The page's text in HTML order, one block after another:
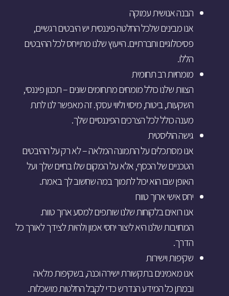
הבנה אנושית עמוקה
אנו מבינים שלכל החלטה פיננסית יש היבטים רגשיים,
פסיכולוגיים וחברתיים. הייעוץ שלנו מתייחס לכל ההיבטים
הללו.
מומחיות רב תחומית
הצוות שלנו כולל מומחים מתחומים שונים – תכנון פיננסי,
השקעות, ביטוח, מיסוי וליווי עסקי. זה מאפשר לנו לתת
מענה כולל לכל הצרכים הפיננסיים שלך.
גישה הוליסטית
אנו מסתכלים על התמונה המלאה – לא רק על ההיבטים
הטכניים של הכסף, אלא על המקום שלו בחיים שלך ועל
האופן שבו הוא יכול לתמוך במה שחשוב לך באמת.
יחס אישי ארוך טווח
אנו רואים בלקוחות שלנו שותפים למסע ארוך טווח.
המחויבות שלנו היא ליצור יחסי אמון ולהיות לצידך לאורך כל
הדרך.
שקיפות וישירות
אנו מאמינים בתקשורת ישירה וכנה, בשקיפות מלאה
ובמתן כל המידע הנדרש כדי לקבל החלטות מושכלות.